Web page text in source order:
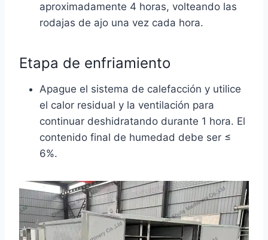
aproximadamente 4 horas, volteando las
rodajas de ajo una vez cada hora.
Etapa de enfriamiento
Apague el sistema de calefacción y utilice
el calor residual y la ventilación para
continuar deshidratando durante 1 hora. El
contenido final de humedad debe ser ≤
6%.